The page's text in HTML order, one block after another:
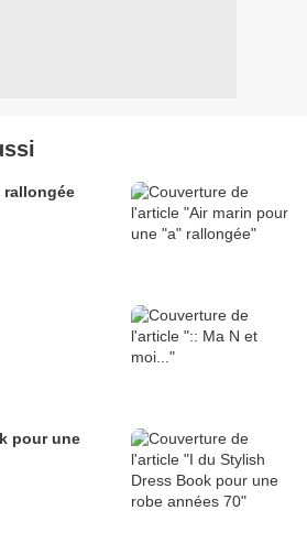
rallongée
pour une